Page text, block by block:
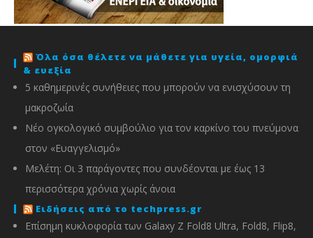
Όλα όσα θέλετε να μάθετε για υγεία, ομορφιά
& ευεξία
5 καθημερινές συνήθειες που μπορούν να ενισχύσουν τη
μακροζωία
Νέο ογκολογικό συμβούλιο για τον καρκίνο του πνεύμονα
στον «Ευαγγελισμό»
Μελέτη: Οι 3 παράγοντες που συνδέονται με έως 13
περισσότερα χρόνια χωρίς άνοια
Ειδήσεις από το techpress.gr
Επίσημη κυκλοφορία των Galaxy Z Fold8 Ultra, Fold8, Flip8,